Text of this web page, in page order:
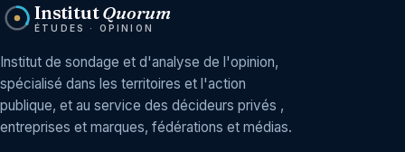
InstitutQuorum
ÉTUDES · OPINION
Institut de sondage et d'analyse de l'opinion,
spécialisé dans les territoires et l'action
publique, et au service des décideurs privés ,
entreprises et marques, fédérations et médias.